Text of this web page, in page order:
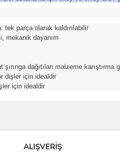
tek parça olarak kaldırılabilir
mekanik dayanım
dağıtılan malzeme karıştırma
dişler için idealdir
için idealdir
bozuk veya görüntülenemiyor.
ALIŞVERİŞ